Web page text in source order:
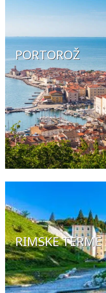
PORTOROŽ
RIMSKE TERME